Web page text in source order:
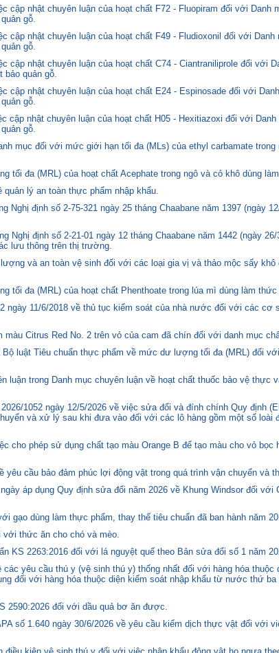
cập nhật chuyên luận của hoạt chất F72 - Fluopiram đối với Danh
gỗ.
cập nhật chuyên luận của hoạt chất F49 - Fludioxonil đối với
gỗ.
cập nhật chuyên luận của hoạt chất C74 - Ciantraniliprole đối với
bảo quản gỗ.
cập nhật chuyên luận của hoạt chất E24 - Espinosade đối với
gỗ.
cập nhật chuyên luận của hoạt chất H05 - Hexitiazoxi đối với
gỗ.
mục đối với mức giới hạn tối đa (MLs) của ethyl carbamate trong
đa (MRL) của hoạt chất Acephate trong ngô và cỏ khô dùng
lý an toàn thực phẩm nhập khẩu.
Nghị định số 2-75-321 ngày 25 tháng Chaabane năm 1397 (ngày
Nghị định số 2-21-01 ngày 12 tháng Chaabane năm 1442 (ngày
lưu thông trên thị trường.
và an toàn vệ sinh đối với các loại gia vị và thảo mộc sấy
tối đa (MRL) của hoạt chất Phenthoate trong lúa mì dùng làm thức
ngày 11/6/2018 về thủ tục kiểm soát của nhà nước đối với các cơ
Citrus Red No. 2 trên vỏ của cam đã chín đối với danh mục
luật Tiêu chuẩn thực phẩm về mức dư lượng tối đa (MRL) đối
luận trong Danh mục chuyên luận về hoạt chất thuốc bảo vệ thực
1052 ngày 12/5/2026 về việc sửa đổi và đính chính Quy định
và xử lý sau khi đưa vào đối với các lô hàng gồm một số loài
cho phép sử dụng chất tạo màu Orange B để tạo màu cho vỏ
yêu cầu bảo đảm phúc lợi động vật trong quá trình vận chuyển và
áp dụng Quy định sửa đổi năm 2026 về Khung Windsor đối với
gạo dùng làm thực phẩm, thay thế tiêu chuẩn đã ban hành năm
với thức ăn cho chó và mèo.
KS 2263:2016 đối với lá nguyệt quế theo Bản sửa đổi số 1 năm
yêu cầu thú y (vệ sinh thú y) thống nhất đối với hàng hóa
đối với hàng hóa thuộc diện kiểm soát nhập khẩu từ nước thứ ba
2590:2026 đối với dầu quả bơ ăn được.
số 1.640 ngày 30/6/2026 về yêu cầu kiểm dịch thực vật đối với